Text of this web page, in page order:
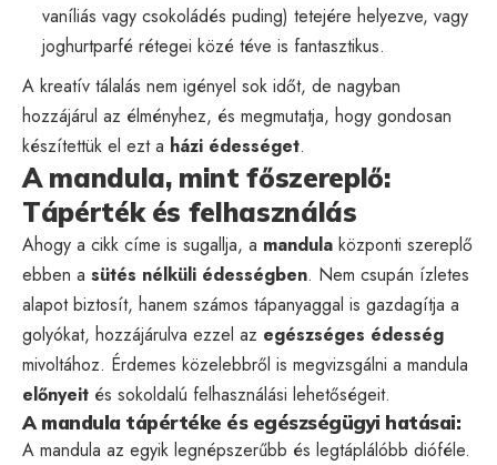
vaníliás vagy csokoládés puding) tetejére helyezve, vagy
joghurtparfé rétegei közé téve is fantasztikus.
A kreatív tálalás nem igényel sok időt, de nagyban
hozzájárul az élményhez, és megmutatja, hogy gondosan
készítettük el ezt a házi édességet.
A mandula, mint főszereplő:
Tápérték és felhasználás
Ahogy a cikk címe is sugallja, a mandula központi szereplő
ebben a sütés nélküli édességben. Nem csupán ízletes
alapot biztosít, hanem számos tápanyaggal is gazdagítja a
golyókat, hozzájárulva ezzel az egészséges édesség
mivoltához. Érdemes közelebbről is megvizsgálni a mandula
előnyeit és sokoldalú felhasználási lehetőségeit.
A mandula tápértéke és egészségügyi hatásai:
A mandula az egyik legnépszerűbb és legtáplálóbb dióféle.